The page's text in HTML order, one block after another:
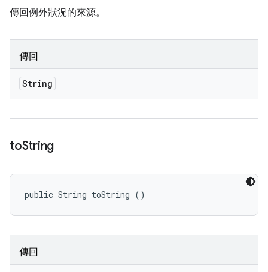
傳回例外狀況的來源。
傳回
String
toString
public String toString ()
傳回